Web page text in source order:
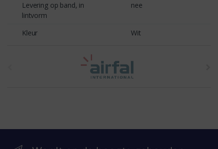
Levering op band, in
lintvorm
nee
Kleur Wit
r